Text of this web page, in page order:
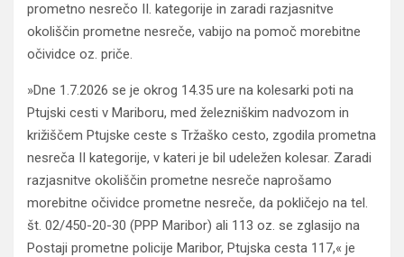
prometno nesrečo II. kategorije in zaradi razjasnitve
okoliščin prometne nesreče, vabijo na pomoč morebitne
očividce oz. priče.
»Dne 1.7.2026 se je okrog 14.35 ure na kolesarki poti na
Ptujski cesti v Mariboru, med železniškim nadvozom in
križiščem Ptujske ceste s Tržaško cesto, zgodila prometna
nesreča II kategorije, v kateri je bil udeležen kolesar. Zaradi
razjasnitve okoliščin prometne nesreče naprošamo
morebitne očividce prometne nesreče, da pokličejo na tel.
št. 02/450-20-30 (PPP Maribor) ali 113 oz. se zglasijo na
Postaji prometne policije Maribor, Ptujska cesta 117,« je